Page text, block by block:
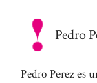
Pedro
Pedro Perez es